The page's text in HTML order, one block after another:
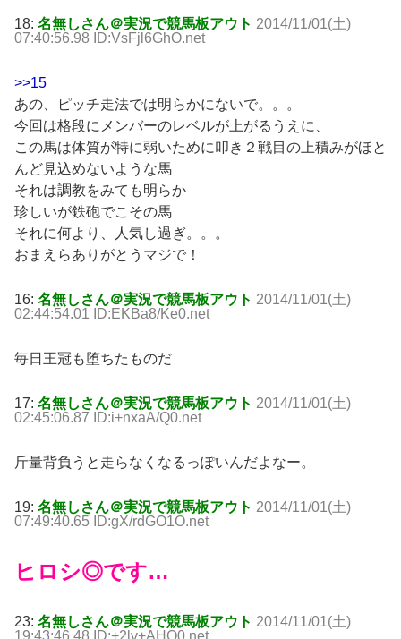
18: 名無しさん＠実況で競馬板アウト 2014/11/01(土)
07:40:56.98 ID:VsFjl6GhO.net
>>15
あの、ピッチ走法では明らかにないで。。。
今回は格段にメンバーのレベルが上がるうえに、
この馬は体質が特に弱いために叩き２戦目の上積みがほと
んど見込めないような馬
それは調教をみても明らか
珍しいが鉄砲でこその馬
それに何より、人気し過ぎ。。。
おまえらありがとうマジで！
16: 名無しさん＠実況で競馬板アウト 2014/11/01(土)
02:44:54.01 ID:EKBa8/Ke0.net
毎日王冠も堕ちたものだ
17: 名無しさん＠実況で競馬板アウト 2014/11/01(土)
02:45:06.87 ID:i+nxaA/Q0.net
斤量背負うと走らなくなるっぽいんだよなー。
19: 名無しさん＠実況で競馬板アウト 2014/11/01(土)
07:49:40.65 ID:gX/rdGO1O.net
ヒロシ◎です…
23: 名無しさん＠実況で競馬板アウト 2014/11/01(土)
19:43:46.48 ID:+2lv+AHQ0.net